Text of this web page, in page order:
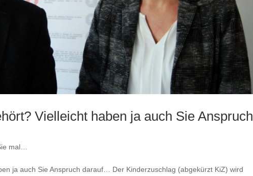
Vielleicht haben ja auch Sie Anspruch
mal…
ja auch Sie Anspruch darauf… Der Kinderzuschlag (abgekürzt KiZ) wird